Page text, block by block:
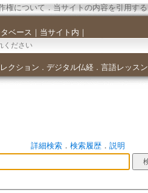
権について．当サイトの内容を引用する
ベース ｜ 当サイト内 ｜
クション ． デジタル仏経． 言語レッスン
詳細検索． 検索履歴． 説明